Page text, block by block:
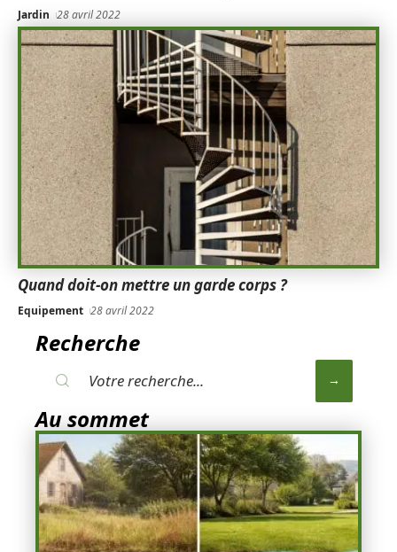
Jardin 28 avril 2022
Quand doit-on mettre un garde corps ?
Equipement 28 avril 2022
Recherche
Au sommet